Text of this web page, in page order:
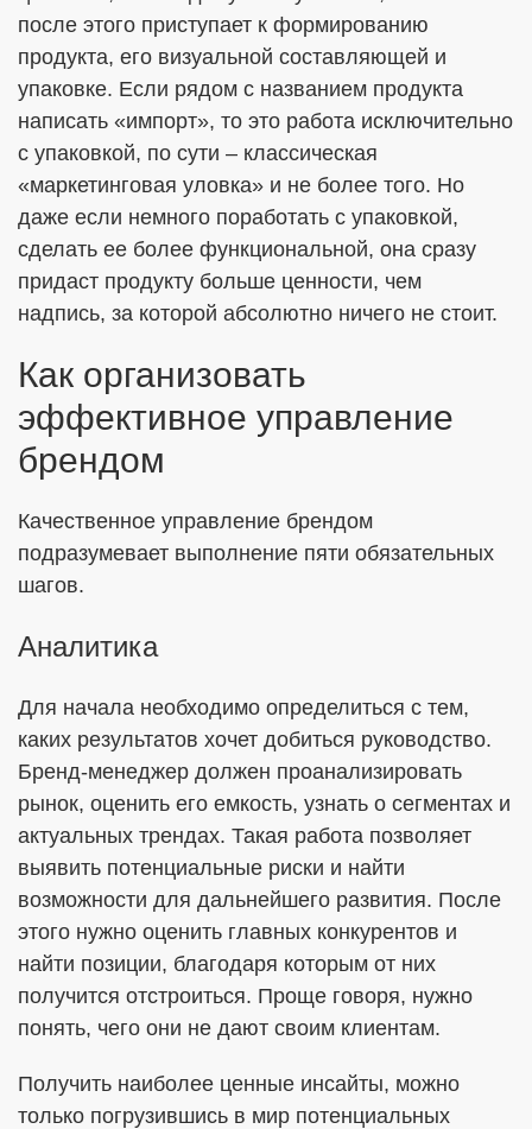
после этого приступает к формированию
продукта, его визуальной составляющей и
упаковке. Если рядом с названием продукта
написать «импорт», то это работа исключительно
с упаковкой, по сути – классическая
«маркетинговая уловка» и не более того. Но
даже если немного поработать с упаковкой,
сделать ее более функциональной, она сразу
придаст продукту больше ценности, чем
надпись, за которой абсолютно ничего не стоит.
Как организовать
эффективное управление
брендом
Качественное управление брендом
подразумевает выполнение пяти обязательных
шагов.
Аналитика
Для начала необходимо определиться с тем,
каких результатов хочет добиться руководство.
Бренд-менеджер должен проанализировать
рынок, оценить его емкость, узнать о сегментах и
актуальных трендах. Такая работа позволяет
выявить потенциальные риски и найти
возможности для дальнейшего развития. После
этого нужно оценить главных конкурентов и
найти позиции, благодаря которым от них
получится отстроиться. Проще говоря, нужно
понять, чего они не дают своим клиентам.
Получить наиболее ценные инсайты, можно
только погрузившись в мир потенциальных